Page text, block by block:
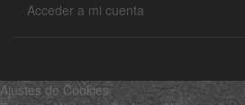
Acceder a mi cuenta
Ajustes de Cookies